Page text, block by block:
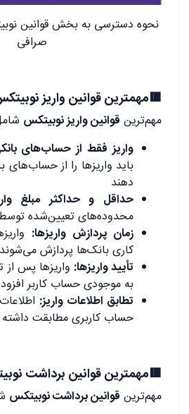
نحوه دسترسی به بخش قوانین
صرافی
🟥مهمترین قوانین واریز
مهم‌ترین قوانین واریز نوبیتکس
واریز فقط از حساب‌های
باید واریزها را از حساب‌های
دهند
حداقل و حداکثر مبلغ
محدوده‌های تعیین‌شده
زمان پردازش واریزها:
کاری بانک‌ها پردازش می‌شوند
تأیید واریزها: واریزها پس
به موجودی حساب کاربر
تطابق اطلاعات واریز:
حساب کاربری مطابقت
🟥مهمترین قوانین برداشت
مهم‌ترین قوانین برداشت نوبیتکس